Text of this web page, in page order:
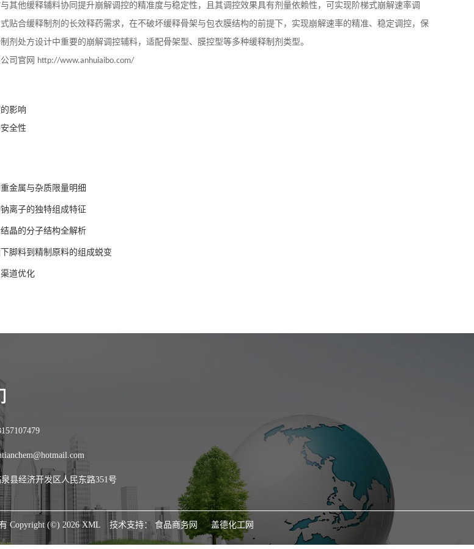
其他缓释辅料协同提升崩解调控的精准度与稳定性，且其调控效果具有剂量依赖性，可实现阶梯式崩解速率调
贴合缓释制剂的长效释药需求，在不破坏缓释骨架与包衣膜结构的前提下，实现崩解速率的精准、稳定调控，保
剂处方设计中重要的崩解调控辅料，适配骨架型、膜控型等多种缓释制剂类型。
司官网 http://www.anhuiaibo.com/
影响
全性
金属与杂质限量明细
离子的独特组成特征
晶的分子结构全解析
脚料到精制原料的组成蜕变
道优化
县经济开发区人民东路351号
Copyright (©) 2026XML 技术支持： 食品商务网 盖德化工网